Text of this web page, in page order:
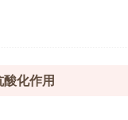
酸化作用